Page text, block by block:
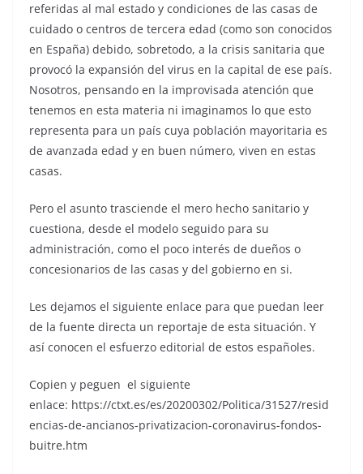
referidas al mal estado y condiciones de las casas de
cuidado o centros de tercera edad (como son conocidos
en España) debido, sobretodo, a la crisis sanitaria que
provocó la expansión del virus en la capital de ese país.
Nosotros, pensando en la improvisada atención que
tenemos en esta materia ni imaginamos lo que esto
representa para un país cuya población mayoritaria es
de avanzada edad y en buen número, viven en estas
casas.
Pero el asunto trasciende el mero hecho sanitario y
cuestiona, desde el modelo seguido para su
administración, como el poco interés de dueños o
concesionarios de las casas y del gobierno en si.
Les dejamos el siguiente enlace para que puedan leer
de la fuente directa un reportaje de esta situación. Y
así conocen el esfuerzo editorial de estos españoles.
Copien y peguen el siguiente
enlace: https://ctxt.es/es/20200302/Politica/31527/resid
encias-de-ancianos-privatizacion-coronavirus-fondos-
buitre.htm